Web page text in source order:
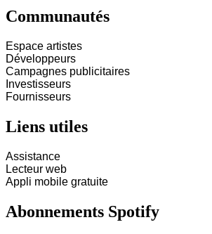
Communautés
Espace artistes
Développeurs
Campagnes publicitaires
Investisseurs
Fournisseurs
Liens utiles
Assistance
Lecteur web
Appli mobile gratuite
Abonnements Spotify